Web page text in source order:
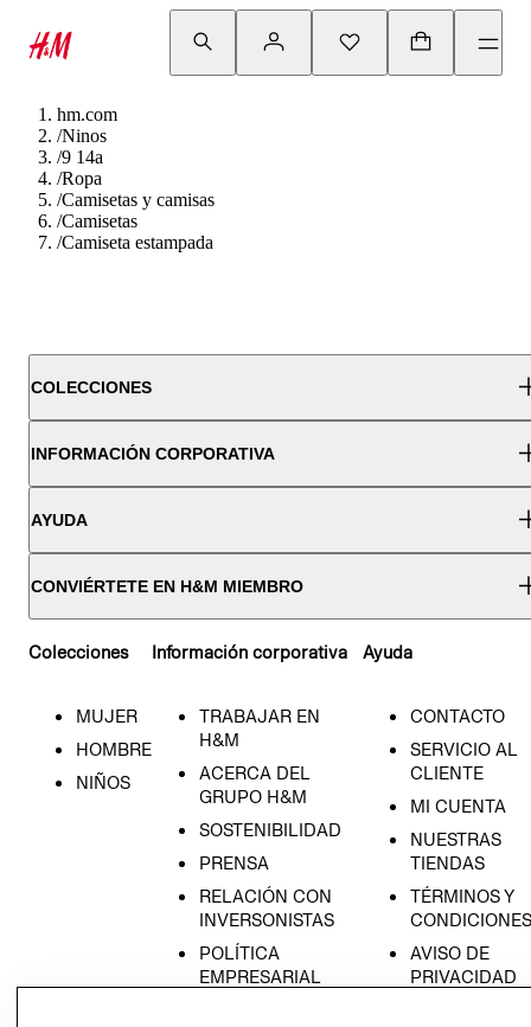
hm.com
/Ninos
/9 14a
/Ropa
/Camisetas y camisas
/Camisetas
/Camiseta estampada
COLECCIONES
INFORMACIÓN CORPORATIVA
AYUDA
CONVIÉRTETE EN H&M MIEMBRO
Colecciones
MUJER
HOMBRE
NIÑOS
Información corporativa
TRABAJAR EN
H&M
ACERCA DEL
GRUPO H&M
SOSTENIBILIDAD
PRENSA
RELACIÓN CON
INVERSONISTAS
POLÍTICA
EMPRESARIAL
Ayuda
CONTACTO
SERVICIO AL
CLIENTE
MI CUENTA
NUESTRAS
TIENDAS
TÉRMINOS Y
CONDICIONES
AVISO DE
PRIVACIDAD